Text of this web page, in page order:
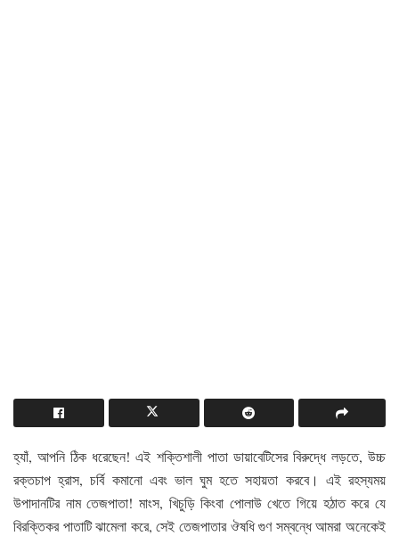
হ্যাঁ, আপনি ঠিক ধরেছেন! এই শক্তিশালী পাতা ডায়াবেটিসের বিরুদ্ধে লড়তে, উচ্চ
রক্তচাপ হ্রাস, চর্বি কমানো এবং ভাল ঘুম হতে সহায়তা করবে। এই রহস্যময়
উপাদানটির নাম তেজপাতা! মাংস, খিচুড়ি কিংবা পোলাউ খেতে গিয়ে হঠাত করে যে
বিরক্তিকর পাতাটি ঝামেলা করে, সেই তেজপাতার ঔষধি গুণ সম্বন্ধে আমরা অনেকেই